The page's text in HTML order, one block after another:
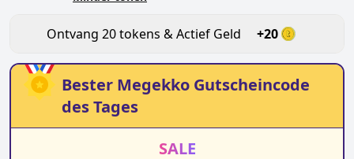
megekko.nldoor de code te testen. Ontvang
beloningen wanneer jeMegekko
kortingscodes
indient en andere kopers helpt besparen.
Ontvang 20 tokens & Actief Geld +20
Bester Megekko Gutscheincode
des Tages
SALE